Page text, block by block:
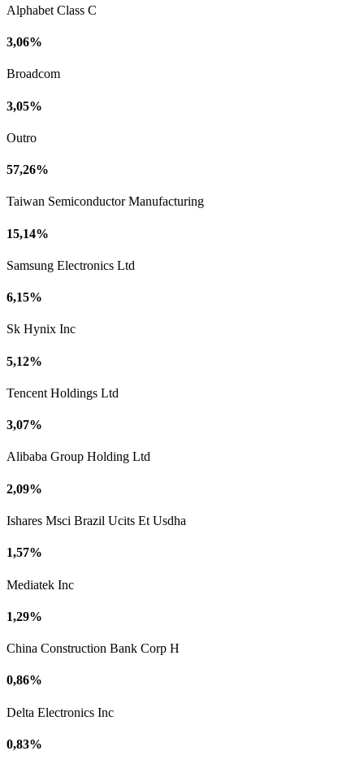
Alphabet Class C
3,06%
Broadcom
3,05%
Outro
57,26%
Taiwan Semiconductor Manufacturing
15,14%
Samsung Electronics Ltd
6,15%
Sk Hynix Inc
5,12%
Tencent Holdings Ltd
3,07%
Alibaba Group Holding Ltd
2,09%
Ishares Msci Brazil Ucits Et Usdha
1,57%
Mediatek Inc
1,29%
China Construction Bank Corp H
0,86%
Delta Electronics Inc
0,83%